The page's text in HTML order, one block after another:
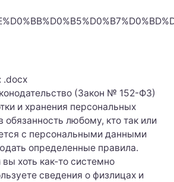
.docx
(Закон № 152-ФЗ)
и хранения персональных
обязанность любому, кто так или
с персональными данными
определенные правила.
хоть как‑то системно
сведения о физлицах и